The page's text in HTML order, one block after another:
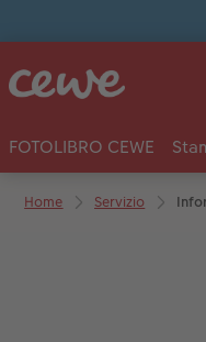
FOTOLIBRO CEWE
Home Servizio